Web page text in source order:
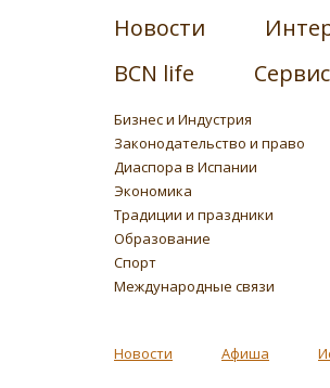
Новости
BCN life
Бизнес и Индустрия
Законодательство и право
Диаспора в Испании
Экономика
Традиции и праздники
Образование
Спорт
Международные связи
Новости Афиша